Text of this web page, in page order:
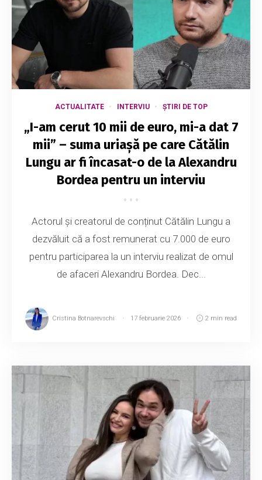
ACTUALITATE INTERVIU ȘTIRI DE TOP
„I-am cerut 10 mii de euro, mi-a dat 7
mii” – suma uriașă pe care Cătălin
Lungu ar fi încasat-o de la Alexandru
Bordea pentru un interviu
Actorul și creatorul de conținut Cătălin Lungu a
dezvăluit că a fost remunerat cu 7.000 de euro
pentru participarea la un interviu realizat de omul
de afaceri Alexandru Bordea. Dec...
Cristina Botnarevschi 17 februarie 2026 2 min read